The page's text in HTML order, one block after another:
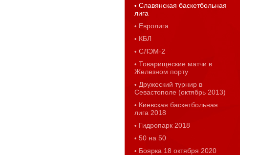
Славянская баскетбольная
лига
Евролига
КБЛ
СЛЭМ-2
Товарищеские матчи в
Железном порту
Дружеский турнир в
Севастополе (октябрь 2013)
Киевская баскетбольная
лига 2018
Гидропарк 2018
50 на 50
Боярка 18 октября 2020